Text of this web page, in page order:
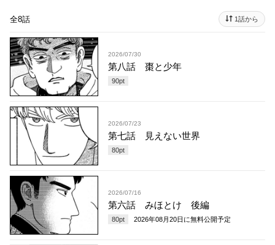
全8話 1話から
2026/07/30
第八話 棗と少年
90pt
2026/07/23
第七話 見えない世界
80pt
2026/07/16
第六話 みほとけ 後編
80pt 2026年08月20日 に無料公開予定